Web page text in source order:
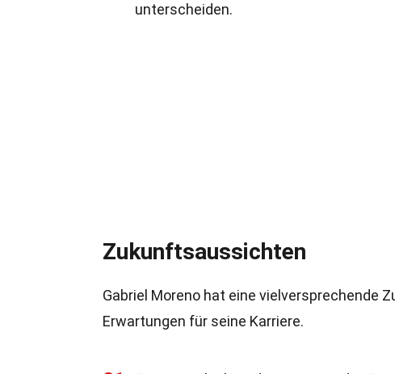
unterscheiden.
Zukunftsaussichten
Gabriel Moreno hat eine vielversprechende
Erwartungen für seine Karriere.